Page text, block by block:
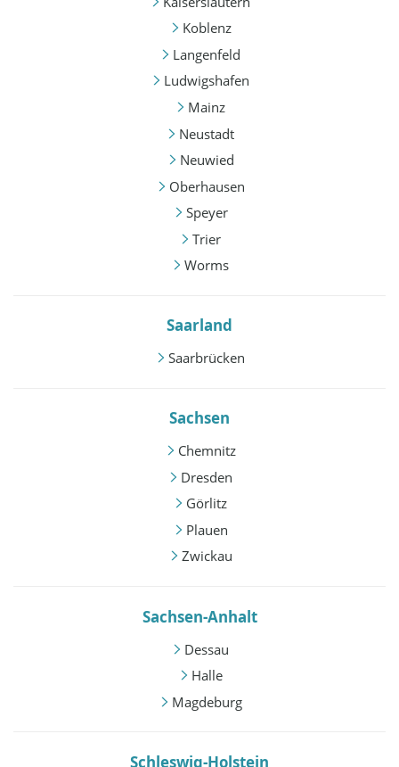
Koblenz
Langenfeld
Ludwigshafen
Mainz
Neustadt
Neuwied
Oberhausen
Speyer
Trier
Worms
Saarland
Saarbrücken
Sachsen
Chemnitz
Dresden
Görlitz
Plauen
Zwickau
Sachsen-Anhalt
Dessau
Halle
Magdeburg
Schleswig-Holstein